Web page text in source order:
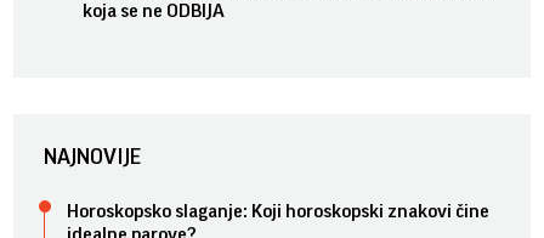
koja se ne ODBIJA
NAJNOVIJE
Horoskopsko slaganje: Koji horoskopski znakovi čine